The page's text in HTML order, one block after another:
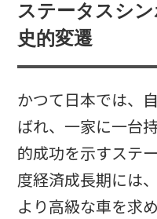
ステータスシ
史的変遷
かつて日本では、
ばれ、一家に一台
的成功を示すステ
度経済成長期には
より高級な車を求